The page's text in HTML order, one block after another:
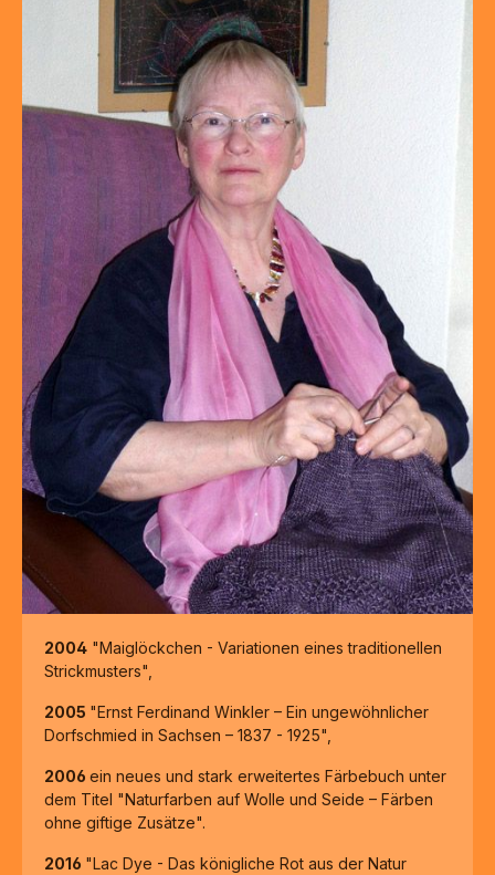
2004 "Maiglöckchen - Variationen eines traditionellen
Strickmusters",
2005 "Ernst Ferdinand Winkler – Ein ungewöhnlicher
Dorfschmied in Sachsen – 1837 - 1925",
2006 ein neues und stark erweitertes Färbebuch unter
dem Titel "Naturfarben auf Wolle und Seide – Färben
ohne giftige Zusätze".
2016 "Lac Dye - Das königliche Rot aus der Natur